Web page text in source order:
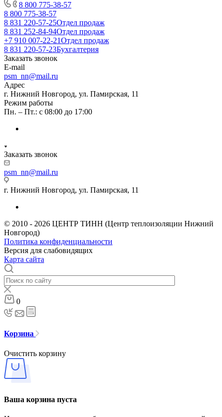
8 800 775-38-57
8 800 775-38-57
8 831 220-57-25Отдел продаж
8 831 252-84-94Отдел продаж
+7 910 007-22-21Отдел продаж
8 831 220-57-23Бухгалтерия
Заказать звонок
E-mail
psm_nn@mail.ru
Адрес
г. Нижний Новгород, ул. Памирская, 11
Режим работы
Пн. – Пт.: с 08:00 до 17:00
Заказать звонок
psm_nn@mail.ru
г. Нижний Новгород, ул. Памирская, 11
© 2010 - 2026 ЦЕНТР ТИНН (Центр теплоизоляции Нижний
Новгород)
Политика конфиденциальности
Версия для слабовидящих
Карта сайта
0
Корзина
Очистить корзину
Ваша корзина пуста